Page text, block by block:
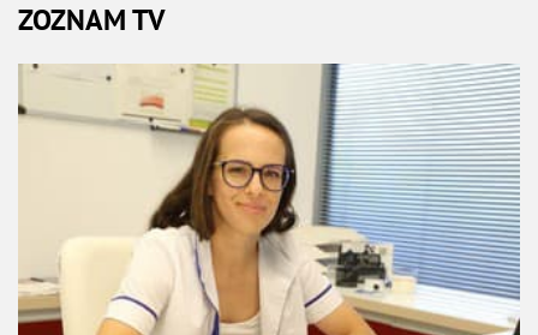
ZOZNAM TV